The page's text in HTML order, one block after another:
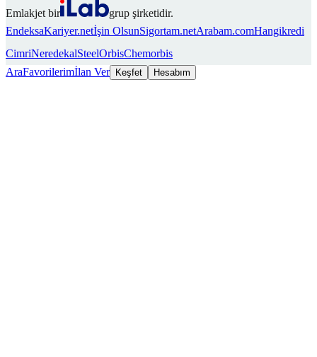
Emlakjet bir
grup şirketidir.
EndeksaKariyer.netİşin OlsunSigortam.netArabam.comHangikredi
CimriNeredekalSteelOrbisChemorbis
AraFavorilerimİlan Ver Keşfet Hesabım